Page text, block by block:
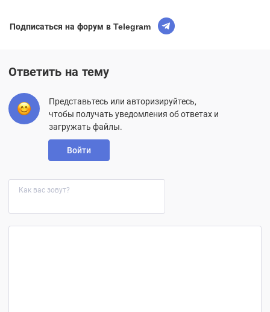
Подписаться на форум в Telegram
Ответить на тему
Представьтесь или авторизируйтесь,
чтобы получать уведомления об ответах и
загружать файлы.
Войти
Как вас зовут?